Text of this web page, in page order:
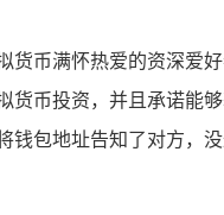
货币满怀热爱的资深爱
货币投资，并且承诺能
钱包地址告知了对方，